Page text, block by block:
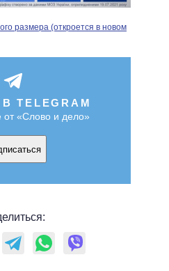
размера (откроется в новом
TELEGRAM
«Слово и дело»